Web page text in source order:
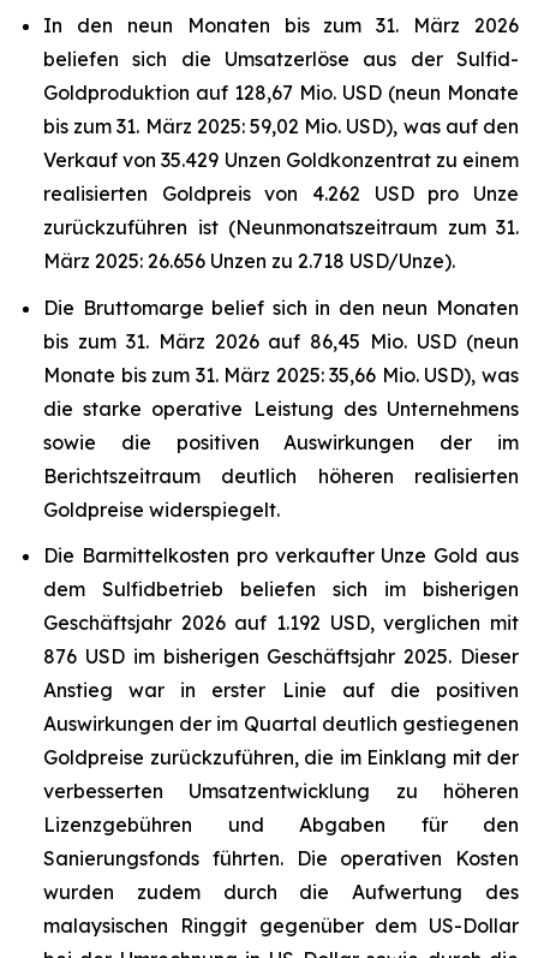
In den neun Monaten bis zum 31. März 2026
beliefen sich die Umsatzerlöse aus der Sulfid-
Goldproduktion auf 128,67 Mio. USD (neun Monate
bis zum 31. März 2025: 59,02 Mio. USD), was auf den
Verkauf von 35.429 Unzen Goldkonzentrat zu einem
realisierten Goldpreis von 4.262 USD pro Unze
zurückzuführen ist (Neunmonatszeitraum zum 31.
März 2025: 26.656 Unzen zu 2.718 USD/Unze).
Die Bruttomarge belief sich in den neun Monaten
bis zum 31. März 2026 auf 86,45 Mio. USD (neun
Monate bis zum 31. März 2025: 35,66 Mio. USD), was
die starke operative Leistung des Unternehmens
sowie die positiven Auswirkungen der im
Berichtszeitraum deutlich höheren realisierten
Goldpreise widerspiegelt.
Die Barmittelkosten pro verkaufter Unze Gold aus
dem Sulfidbetrieb beliefen sich im bisherigen
Geschäftsjahr 2026 auf 1.192 USD, verglichen mit
876 USD im bisherigen Geschäftsjahr 2025. Dieser
Anstieg war in erster Linie auf die positiven
Auswirkungen der im Quartal deutlich gestiegenen
Goldpreise zurückzuführen, die im Einklang mit der
verbesserten Umsatzentwicklung zu höheren
Lizenzgebühren und Abgaben für den
Sanierungsfonds führten. Die operativen Kosten
wurden zudem durch die Aufwertung des
malaysischen Ringgit gegenüber dem US-Dollar